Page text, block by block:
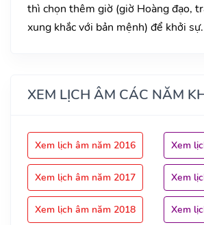
thì chọn thêm giờ (giờ Hoàng đạo,
xung khắc với bản mệnh) để khởi sự.
XEM LỊCH ÂM CÁC NĂM
Xem lịch âm năm 2016
Xem lịch âm năm 2017
Xem lịch âm năm 2018
Xem
Xem
Xem